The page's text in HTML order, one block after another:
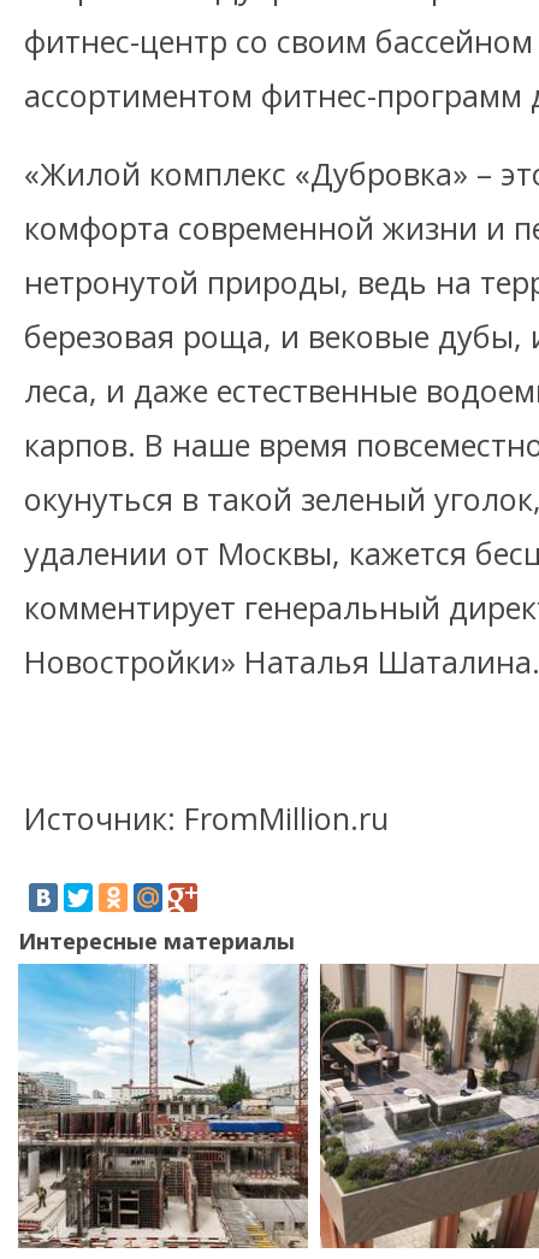
фитнес-центр со своим
ассортиментом фитнес-программ
«Жилой комплекс «Дубровка» –
комфорта современной жизни и
нетронутой природы, ведь на
березовая роща, и вековые дубы,
леса, и даже естественные
карпов. В наше время
окунуться в такой зеленый
удалении от Москвы, кажется
комментирует генеральный
Новостройки» Наталья Шаталина.
Источник: FromMillion.ru
Интересные материалы